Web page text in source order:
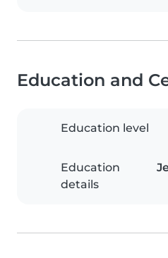
Education and
Education level
Education
details